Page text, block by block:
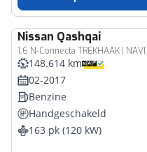
Nissan Qashqai
1.6 N-Connecta TREKHAAK |
148.614 km
02-2017
Benzine
Handgeschakeld
163 pk (120 kW)